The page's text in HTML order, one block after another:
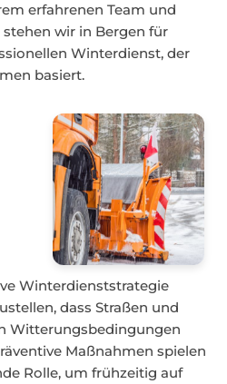
erfahrenen Team und
wir in Bergen für
Winterdienst, der
basiert.
Winterdienststrategie
dass Straßen und
Witterungsbedingungen
Maßnahmen spielen
Rolle, um frühzeitig auf